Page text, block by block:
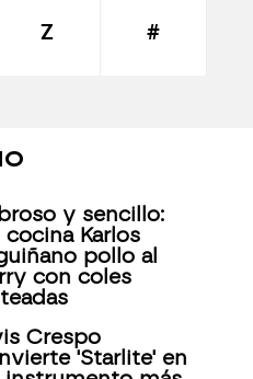
Z #
y sencillo:
cocina Karlos
pollo al
con coles
Crespo
'Starlite' en